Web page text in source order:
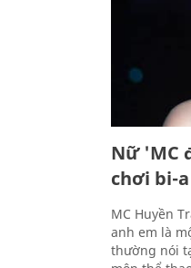
Nữ 'MC
chơi bi-
MC Huyền
anh em là
thường nói